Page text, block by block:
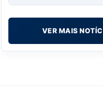
VER MAIS